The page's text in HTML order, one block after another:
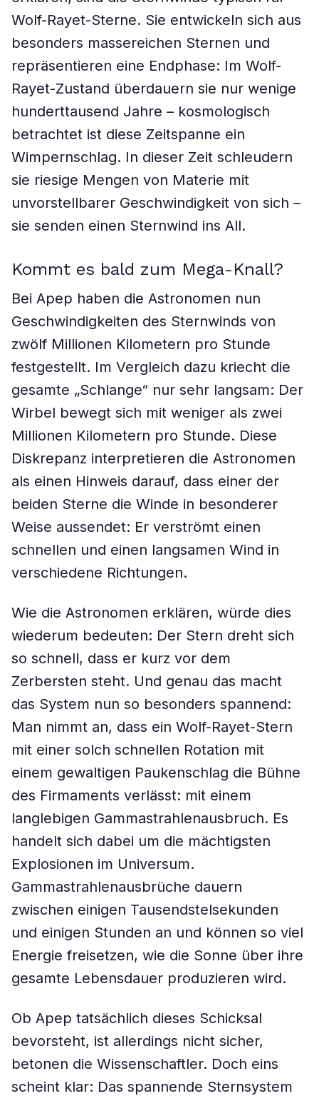
Wolf-Rayet-Sterne. Sie entwickeln sich aus
besonders massereichen Sternen und
repräsentieren eine Endphase: Im Wolf-
Rayet-Zustand überdauern sie nur wenige
hunderttausend Jahre – kosmologisch
betrachtet ist diese Zeitspanne ein
Wimpernschlag. In dieser Zeit schleudern
sie riesige Mengen von Materie mit
unvorstellbarer Geschwindigkeit von sich –
sie senden einen Sternwind ins All.
Kommt es bald zum Mega-Knall?
Bei Apep haben die Astronomen nun
Geschwindigkeiten des Sternwinds von
zwölf Millionen Kilometern pro Stunde
festgestellt. Im Vergleich dazu kriecht die
gesamte „Schlange“ nur sehr langsam: Der
Wirbel bewegt sich mit weniger als zwei
Millionen Kilometern pro Stunde. Diese
Diskrepanz interpretieren die Astronomen
als einen Hinweis darauf, dass einer der
beiden Sterne die Winde in besonderer
Weise aussendet: Er verströmt einen
schnellen und einen langsamen Wind in
verschiedene Richtungen.
Wie die Astronomen erklären, würde dies
wiederum bedeuten: Der Stern dreht sich
so schnell, dass er kurz vor dem
Zerbersten steht. Und genau das macht
das System nun so besonders spannend:
Man nimmt an, dass ein Wolf-Rayet-Stern
mit einer solch schnellen Rotation mit
einem gewaltigen Paukenschlag die Bühne
des Firmaments verlässt: mit einem
langlebigen Gammastrahlenausbruch. Es
handelt sich dabei um die mächtigsten
Explosionen im Universum.
Gammastrahlenausbrüche dauern
zwischen einigen Tausendstelsekunden
und einigen Stunden an und können so viel
Energie freisetzen, wie die Sonne über ihre
gesamte Lebensdauer produzieren wird.
Ob Apep tatsächlich dieses Schicksal
bevorsteht, ist allerdings nicht sicher,
betonen die Wissenschaftler. Doch eins
scheint klar: Das spannende Sternsystem